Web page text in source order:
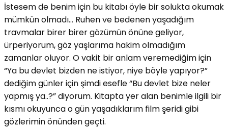
İstesem de benim için bu kitabı öyle bir solukta okumak
mümkün olmadı… Ruhen ve bedenen yaşadığım
travmalar birer birer gözümün önüne geliyor,
ürperiyorum, göz yaşlarıma hakim olmadığım
zamanlar oluyor. O vakit bir anlam veremediğim için
“Ya bu devlet bizden ne istiyor, niye böyle yapıyor?”
dediğim günler için şimdi esefle “Bu devlet bize neler
yapmış ya..?” diyorum. Kitapta yer alan benimle ilgili bir
kısmı okuyunca o gün yaşadıklarım film şeridi gibi
gözlerimin önünden geçti.